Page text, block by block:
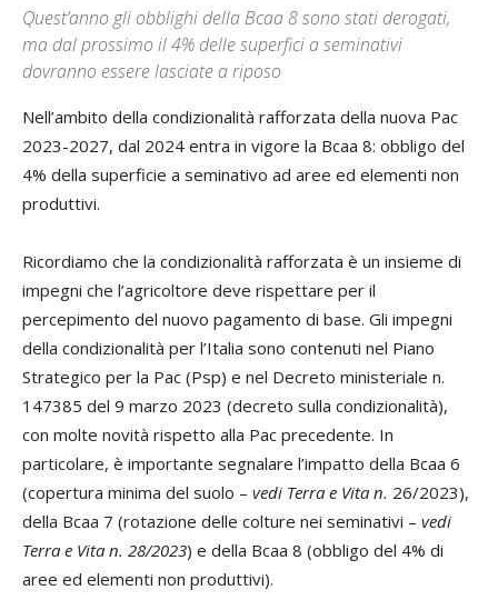
Quest’anno gli obblighi della Bcaa 8 sono stati derogati,
ma dal prossimo il 4% delle superfici a seminativi
dovranno essere lasciate a riposo
Nell’ambito della condizionalità rafforzata della nuova Pac
2023-2027, dal 2024 entra in vigore la Bcaa 8: obbligo del
4% della superficie a seminativo ad aree ed elementi non
produttivi.
Ricordiamo che la condizionalità rafforzata è un insieme di
impegni che l’agricoltore deve rispettare per il
percepimento del nuovo pagamento di base. Gli impegni
della condizionalità per l’Italia sono contenuti nel Piano
Strategico per la Pac (Psp) e nel Decreto ministeriale n.
147385 del 9 marzo 2023 (decreto sulla condizionalità),
con molte novità rispetto alla Pac precedente. In
particolare, è importante segnalare l’impatto della Bcaa 6
(copertura minima del suolo – vedi Terra e Vita n. 26/2023),
della Bcaa 7 (rotazione delle colture nei seminativi – vedi
Terra e Vita n. 28/2023) e della Bcaa 8 (obbligo del 4% di
aree ed elementi non produttivi).